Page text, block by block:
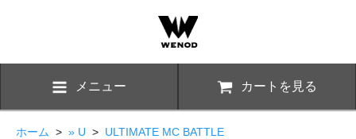
メニュー カートを見る
ホーム > » U > ULTIMATE MC BATTLE